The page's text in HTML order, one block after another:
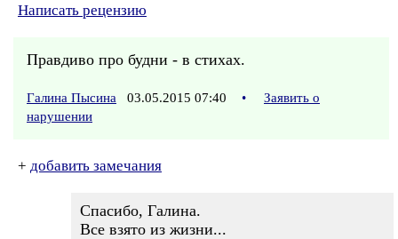
Написать рецензию
Правдиво про будни - в стихах.
Галина Пысина 03.05.2015 07:40 •
Заявить о
нарушении
+ добавить замечания
Спасибо, Галина.
Все взято из жизни...